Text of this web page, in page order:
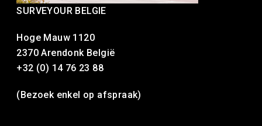
SURVEYOUR BELGIE
Hoge Mauw 1120
2370 Arendonk België
+32 (0) 14 76 23 88
(Bezoek enkel op afspraak)